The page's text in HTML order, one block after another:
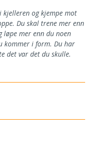
kjelleren og kjempe mot
Du skal trene mer enn
løpe mer enn du noen
kommer i form. Du har
det var det du skulle.